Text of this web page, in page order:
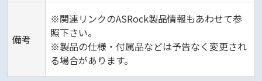
備考
※関連リンクのASRock製品情報もあわせて参
照下さい。
※製品の仕様・付属品などは予告なく変更され
る場合があります。